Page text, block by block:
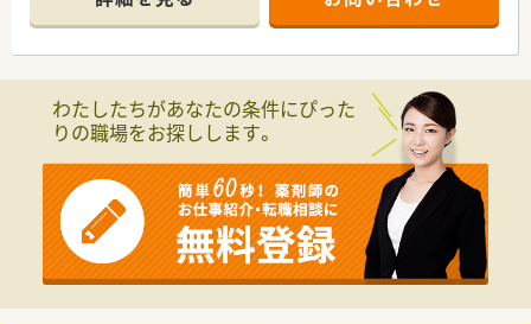
【店舗情報と応需状況について】
■山梨県甲斐市に位置し最寄り駅から徒歩16分ほどの立地で、
■1日あたりの処方箋応需枚数は50枚ほどであり、在宅医療やリ
ウマチ科およびリハビリテーション科の処方も受け付けていま
■常時3名の薬剤師が勤務する体制を整えており、平日だけでな
く土曜日の午前中も開局して地域医療の貢献に努めている店舗
です。
【法人のご紹介】
■山梨県を中心にして10店舗ほどの調剤薬局を展開している地
域に根ざした安定した企業です。
わたしたちがあなたの条件にぴった
りの職場をお探しします。